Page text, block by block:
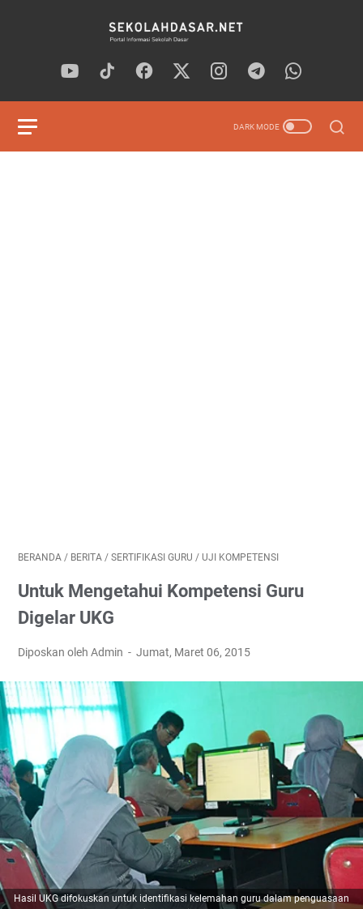
BERANDA / BERITA / SERTIFIKASI GURU / UJI KOMPETENSI
Untuk Mengetahui Kompetensi Guru
Digelar UKG
Diposkan oleh Admin Jumat, Maret 06, 2015
Hasil UKG difokuskan untuk identifikasi kelemahan guru dalam penguasaan